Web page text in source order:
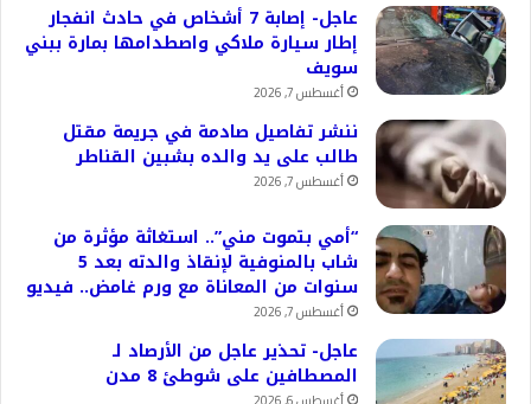
عاجل- إصابة 7 أشخاص في حادث انفجار
إطار سيارة ملاكي واصطدامها بمارة ببني
سويف
أغسطس 7, 2026
ننشر تفاصيل صادمة في جريمة مقتل
طالب على يد والده بشبين القناطر
أغسطس 7, 2026
“أمي بتموت مني”.. استغاثة مؤثرة من
شاب بالمنوفية لإنقاذ والدته بعد 5
سنوات من المعاناة مع ورم غامض.. فيديو
أغسطس 7, 2026
عاجل- تحذير عاجل من الأرصاد لـ
المصطافين على شوطئ 8 مدن